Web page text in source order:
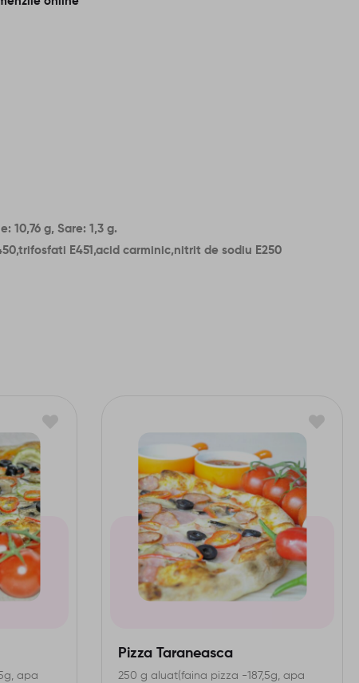
10,76 g, Sare: 1,3 g.
E451,acid carminic,nitrit de sodiu E250
apa
Pizza Taraneasca
250 g aluat(faina pizza -187,5g, apa